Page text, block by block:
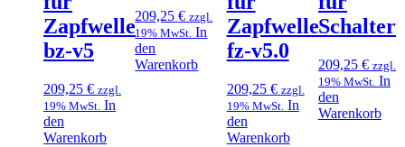
Zapfwelle
bz-v5
209,25 € zzgl.
19% MwSt. In
den
Warenkorb
209,25€ zzgl.
19% MwSt. In
den
Warenkorb
Zapfwelle
fz-v5.0
209,25 € zzgl.
19% MwSt. In
den
Warenkorb
Schalter
209,25 € zzgl.
19% MwSt. In
den
Warenkorb